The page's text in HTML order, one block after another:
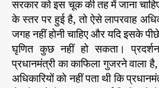
सरकार को इस चूक की तह में जाना
के स्तर पर हुई है, तो ऐसे लापरवाह
जगह नहीं होनी चाहिए और यदि इसके
घृणित कुछ नहीं हो सकता।
प्रधानमंत्री का काफिला गुजरने वाला
अधिकारियों को नहीं पता थी कि